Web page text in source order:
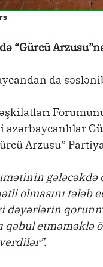
“Gürcü
da
azərbaycanlılar
Arzusu”
olmasını tələb
dəyərlərin
qəbul etməməklə